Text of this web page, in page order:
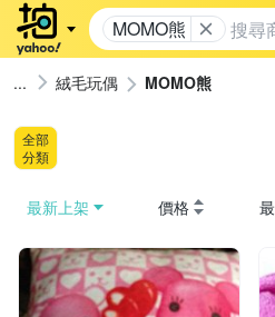
MOMO熊
絨毛玩偶 MOMO熊
全部
分類
最新上架 價格